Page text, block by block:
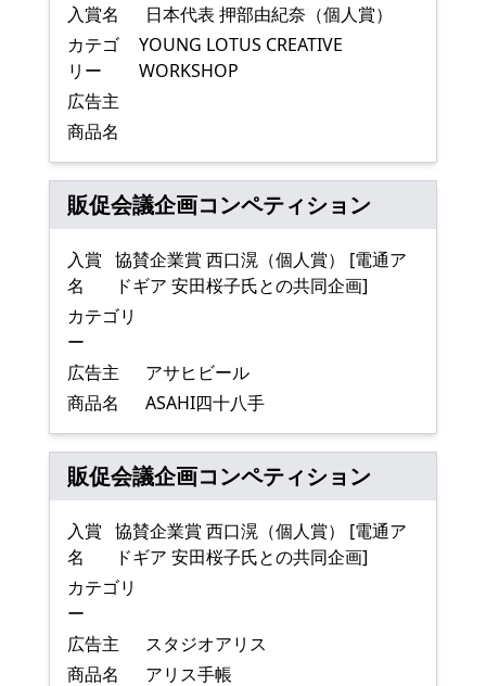
入賞名
日本代表 押部由紀奈（個人賞）
カテゴ
リー
YOUNG LOTUS CREATIVE
WORKSHOP
広告主
商品名
販促会議企画コンペティション
入賞
名
協賛企業賞 西口滉（個人賞） [電通ア
ドギア 安田桜子氏との共同企画]
カテゴリ
ー
広告主
アサヒビール
商品名
ASAHI四十八手
販促会議企画コンペティション
入賞
名
協賛企業賞 西口滉（個人賞） [電通ア
ドギア 安田桜子氏との共同企画]
カテゴリ
ー
広告主
スタジオアリス
商品名
アリス手帳